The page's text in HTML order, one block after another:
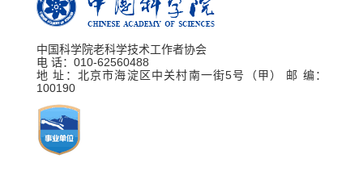
中国科学院老科学技术工作者协会
电 话：010-62560488
地 址：北京市海淀区中关村南一街5号（甲） 邮 编：
100190